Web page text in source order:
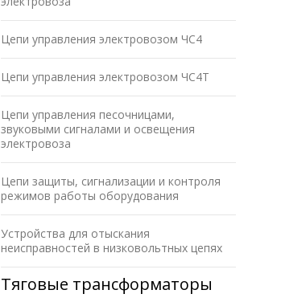
Цепи управления электровозом ЧС4
Цепи управления электровозом ЧС4Т
Цепи управления песочницами,
звуковыми сигналами и освещения
электровоза
Цепи защиты, сигнализации и контроля
режимов работы оборудования
Устройства для отыскания
неисправностей в низковольтных цепях
Тяговые трансформаторы